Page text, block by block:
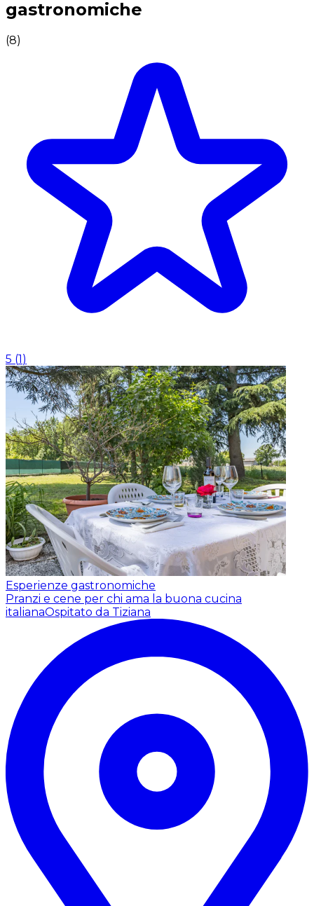
gastronomiche
(8)
5 (1)
Esperienze gastronomiche
Pranzi e cene per chi ama la buona cucina
italianaOspitato da Tiziana